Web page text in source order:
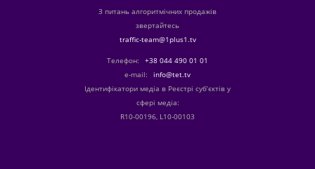
З питань алгоритмічних продажів
звертайтесь
traffic-team@1plus1.tv
Телефон:
+38 044 490 01 01
е-mail:
info@tet.tv
Ідентифікатори медіа в Реєстрі суб’єктів у
сфері медіа:
R10-00196, L10-00103